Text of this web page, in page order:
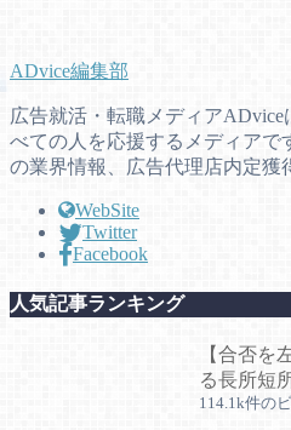
ADvice編集部
広告就活・転職メディア
べての人を応援するメディアで
の業界情報、広告代理店内定獲
WebSite
Twitter
Facebook
人気記事ランキング
【合否を
る長所短
114.1k件の